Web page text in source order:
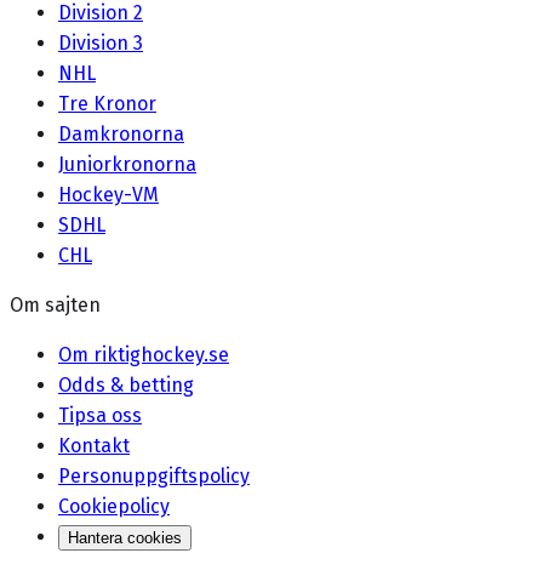
Division 2
Division 3
NHL
Tre Kronor
Damkronorna
Juniorkronorna
Hockey-VM
SDHL
CHL
Om sajten
Om riktighockey.se
Odds & betting
Tipsa oss
Kontakt
Personuppgiftspolicy
Cookiepolicy
Hantera cookies